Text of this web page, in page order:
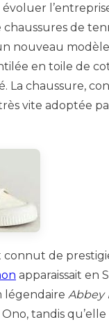
de
nouveau
en toile de
La chaussure,
vite adoptée
connut de
apparaissait en
légendaire Abbey
tandis qu’elle